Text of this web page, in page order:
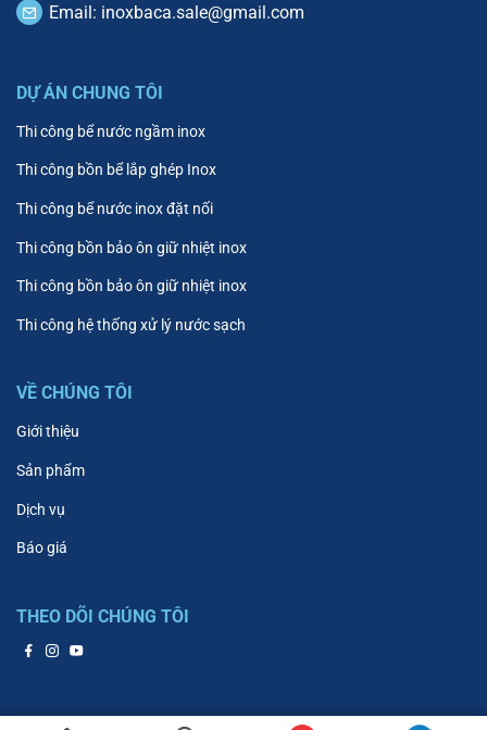
Email: inoxbaca.sale@gmail.com
DỰ ÁN CHUNG TÔI
Thi công bể nước ngầm inox
Thi công bồn bể lắp ghép Inox
Thi công bể nước inox đặt nối
Thi công bồn bảo ôn giữ nhiệt inox
Thi công bồn bảo ôn giữ nhiệt inox
Thi công hệ thống xử lý nước sạch
VỀ CHÚNG TÔI
Giới thiệu
Sản phẩm
Dịch vụ
Báo giá
THEO DÕI CHÚNG TÔI